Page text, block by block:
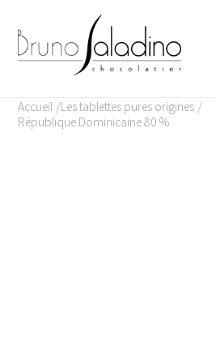
Accueil Les tablettes pures origines
République Dominicaine 80 %
Panneau de gestion des cookies